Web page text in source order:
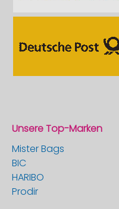
Unsere Top-Marken
Mister Bags
BIC
HARIBO
Prodir